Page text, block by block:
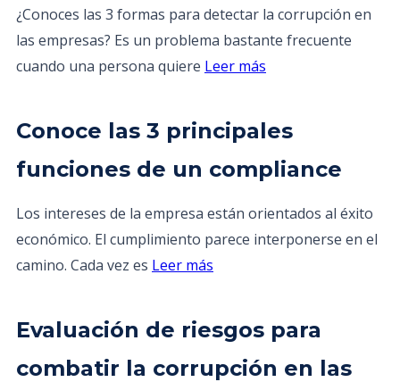
¿Conoces las 3 formas para detectar la corrupción en
las empresas? Es un problema bastante frecuente
cuando una persona quiere Leer más
Conoce las 3 principales
funciones de un compliance
Los intereses de la empresa están orientados al éxito
económico. El cumplimiento parece interponerse en el
camino. Cada vez es Leer más
Evaluación de riesgos para
combatir la corrupción en las